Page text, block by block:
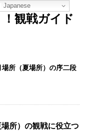
観戦ガイド
所（夏場所）の序二段
所）の観戦に役立つ
Japanese